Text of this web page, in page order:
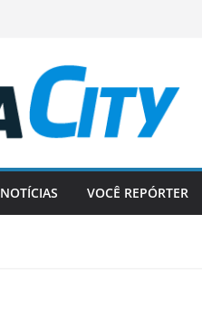
NOTÍCIAS VOCÊ REPÓRTER